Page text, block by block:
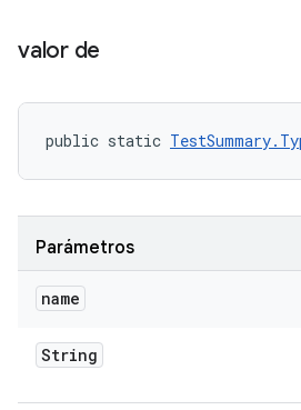
valor de
public static
Parámetros
name
String